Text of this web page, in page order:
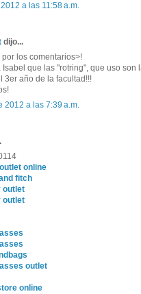
a las 11:58 a.m.
dijo...
los comentarios>!
Isabel que las "rotring", que uso
3er año de la facultad!!!
2012 a las 7:39 a.m.
online
fitch
outlet
outlet
outlet
online